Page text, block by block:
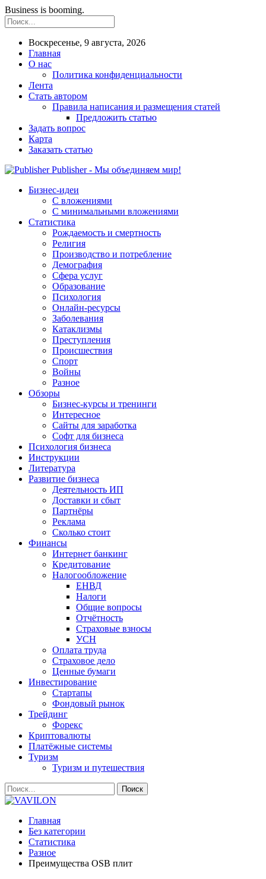
Business is booming.
Воскресенье, 9 августа, 2026
Главная
О нас
Политика конфиденциальности
Лента
Стать автором
Правила написания и размещения статей
Предложить статью
Задать вопрос
Карта
Заказать статью
Publisher - Мы объединяем мир!
Бизнес-идеи
С вложениями
С минимальными вложениями
Статистика
Рождаемость и смертность
Религия
Производство и потребление
Демография
Сфера услуг
Образование
Психология
Онлайн-ресурсы
Заболевания
Катаклизмы
Преступления
Происшествия
Спорт
Войны
Разное
Обзоры
Бизнес-курсы и тренинги
Интересное
Сайты для заработка
Софт для бизнеса
Психология бизнеса
Инструкции
Литература
Развитие бизнеса
Деятельность ИП
Доставки и сбыт
Партнёры
Реклама
Сколько стоит
Финансы
Интернет банкинг
Кредитование
Налогообложение
ЕНВД
Налоги
Общие вопросы
Отчётность
Страховые взносы
УСН
Оплата труда
Страховое дело
Ценные бумаги
Инвестирование
Стартапы
Фондовый рынок
Трейдинг
Форекс
Криптовалюты
Платёжные системы
Туризм
Туризм и путешествия
Главная
Без категории
Статистика
Разное
Преимущества OSB плит